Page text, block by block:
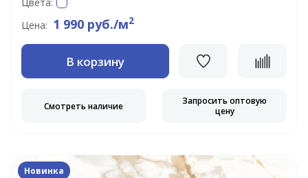
Цена: 1 990 руб./м2
В корзину
Смотреть наличие
Запросить оптовую
цену
Новинка